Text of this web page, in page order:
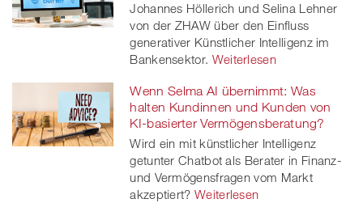
Johannes Höllerich und Selina Lehner
von der ZHAW über den Einfluss
generativer Künstlicher Intelligenz im
Bankensektor. Weiterlesen
Wenn Selma AI übernimmt: Was
halten Kundinnen und Kunden von
KI-basierter Vermögensberatung?
Wird ein mit künstlicher Intelligenz
getunter Chatbot als Berater in Finanz-
und Vermögensfragen vom Markt
akzeptiert? Weiterlesen